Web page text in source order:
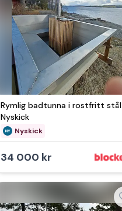
Rymlig badtunna i rostfritt stål |
Nyskick
Nyskick
34 000 kr